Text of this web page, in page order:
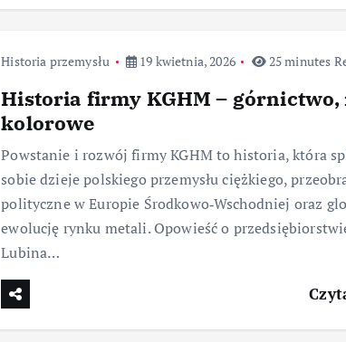
Historia przemysłu 19 kwietnia, 2026 25 minutes
Historia firmy KGHM – górnictwo,
kolorowe
Powstanie i rozwój firmy KGHM to historia, która
sobie dzieje polskiego przemysłu ciężkiego,
polityczne w Europie Środkowo‑Wschodniej oraz
ewolucję rynku metali. Opowieść o
Lubina…